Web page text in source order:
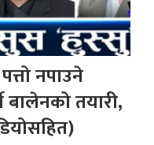
नपाउने
तयारी,